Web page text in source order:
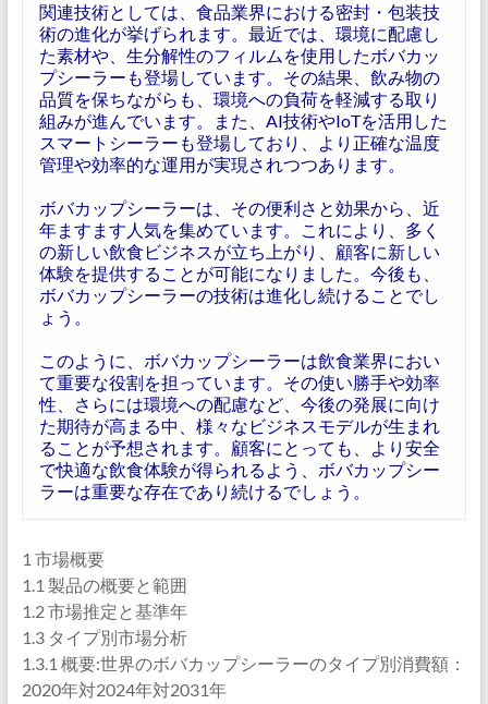
関連技術としては、食品業界における密封・包装技
術の進化が挙げられます。最近では、環境に配慮し
た素材や、生分解性のフィルムを使用したボバカッ
プシーラーも登場しています。その結果、飲み物の
品質を保ちながらも、環境への負荷を軽減する取り
組みが進んでいます。また、AI技術やIoTを活用した
スマートシーラーも登場しており、より正確な温度
管理や効率的な運用が実現されつつあります。
ボバカップシーラーは、その便利さと効果から、近
年ますます人気を集めています。これにより、多く
の新しい飲食ビジネスが立ち上がり、顧客に新しい
体験を提供することが可能になりました。今後も、
ボバカップシーラーの技術は進化し続けることでし
ょう。
このように、ボバカップシーラーは飲食業界におい
て重要な役割を担っています。その使い勝手や効率
性、さらには環境への配慮など、今後の発展に向け
た期待が高まる中、様々なビジネスモデルが生まれ
ることが予想されます。顧客にとっても、より安全
で快適な飲食体験が得られるよう、ボバカップシー
ラーは重要な存在であり続けるでしょう。
1 市場概要
1.1 製品の概要と範囲
1.2 市場推定と基準年
1.3 タイプ別市場分析
1.3.1 概要:世界のボバカップシーラーのタイプ別消費額：
2020年対2024年対2031年